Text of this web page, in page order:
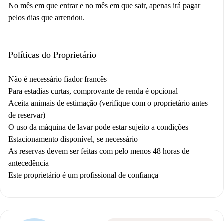
No mês em que entrar e no mês em que sair, apenas irá pagar
pelos dias que arrendou.
Políticas do Proprietário
Não é necessário fiador francês
Para estadias curtas, comprovante de renda é opcional
Aceita animais de estimação (verifique com o proprietário antes
de reservar)
O uso da máquina de lavar pode estar sujeito a condições
Estacionamento disponível, se necessário
As reservas devem ser feitas com pelo menos 48 horas de
antecedência
Este proprietário é um profissional de confiança